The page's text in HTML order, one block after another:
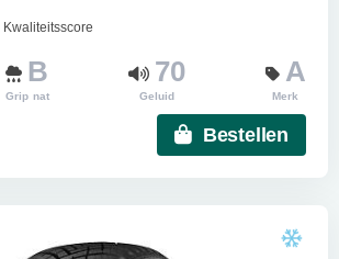
Kwaliteitsscore
B
Grip nat
70
Geluid
A
Merk
Bestellen